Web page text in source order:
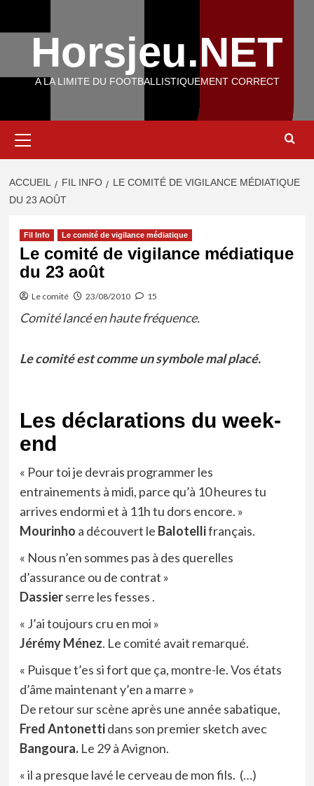
Horsjeu.NET
A LA LIMITE DU FOOTBALLISTIQUEMENT CORRECT
principal
ACCUEIL FIL INFO
LE COMITÉ DE VIGILANCE MÉDIATIQUE
DU 23 AOÛT
Fil Info Le comité de vigilance médiatique
Le comité de vigilance médiatique
du 23 août
Le comité 23/08/2010 15
Comité lancé en haute fréquence.
Le comité est comme un symbole mal placé.
Les déclarations du week-
end
« Pour toi je devrais programmer les
entrainements à midi, parce qu’à 10 heures tu
arrives endormi et à 11h tu dors encore. »
Mourinho a découvert le Balotellifrançais.
« Nous n’en sommes pas à des querelles
d’assurance ou de contrat »
Dassierserre les fesses .
« J’ai toujours cru en moi »
Jérémy Ménez. Le comité avait remarqué.
« Puisque t’es si fort que ça, montre-le. Vos états
d’âme maintenant y’en a marre »
De retour sur scène après une année sabatique,
Fred Antonettidans son premier sketch avec
Bangoura.Le 29 à Avignon.
« il a presque lavé le cerveau de mon fils. (…)